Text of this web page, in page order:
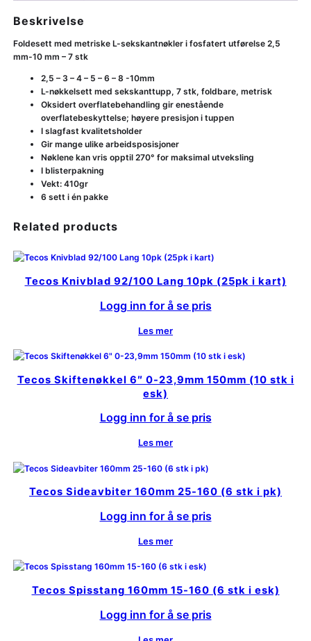
Beskrivelse
Foldesett med metriske L-sekskantnøkler i fosfatert utførelse 2,5
mm-10 mm – 7 stk
2,5 – 3 – 4 – 5 – 6 – 8 -10mm
L-nøkkelsett med sekskanttupp, 7 stk, foldbare, metrisk
Oksidert overflatebehandling gir enestående
overflatebeskyttelse; høyere presisjon i tuppen
I slagfast kvalitetsholder
Gir mange ulike arbeidsposisjoner
Nøklene kan vris opptil 270° for maksimal utveksling
I blisterpakning
Vekt: 410gr
6 sett i én pakke
Related products
Tecos Knivblad 92/100 Lang 10pk (25pk i kart)
Logg inn for å se pris
Les mer
Tecos Skiftenøkkel 6″ 0-23,9mm 150mm (10 stk i
esk)
Logg inn for å se pris
Les mer
Tecos Sideavbiter 160mm 25-160 (6 stk i pk)
Logg inn for å se pris
Les mer
Tecos Spisstang 160mm 15-160 (6 stk i esk)
Logg inn for å se pris